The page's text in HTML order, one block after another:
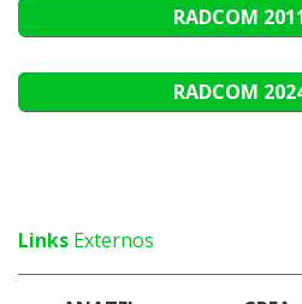
RADCOM
RADCOM
Links Externos